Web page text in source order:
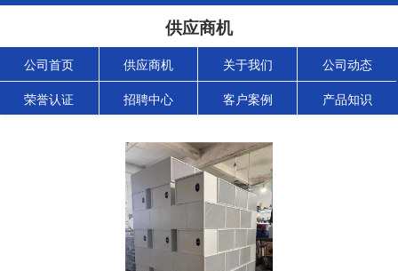
供应商机
公司首页 供应商机 关于我们 公司动态
荣誉认证 招聘中心 客户案例 产品知识